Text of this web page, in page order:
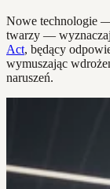
Nowe technologie
twarzy —
Act, będący
wymuszając
naruszeń.